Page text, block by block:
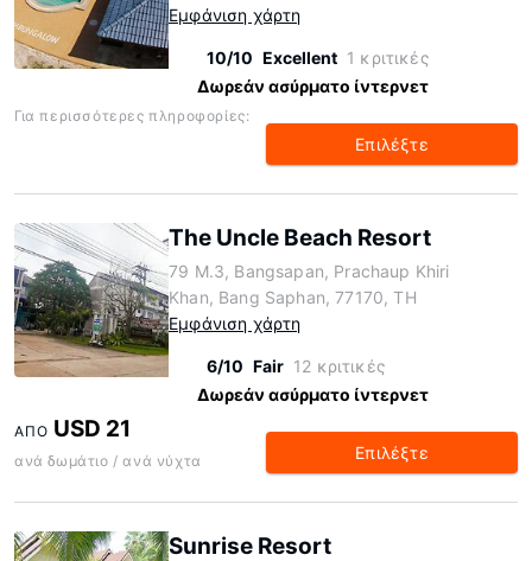
Εμφάνιση χάρτη
10/10 Excellent 1 κριτικές
Δωρεάν ασύρματο ίντερνετ
Για περισσότερες πληροφορίες:
Επιλέξτε
The Uncle Beach Resort
79 M.3, Bangsapan, Prachaup Khiri
Khan, Bang Saphan, 77170, TH
Εμφάνιση χάρτη
6/10 Fair 12 κριτικές
Δωρεάν ασύρματο ίντερνετ
ΑΠΌ USD 21
ανά δωμάτιο / ανά νύχτα Επιλέξτε
Sunrise Resort